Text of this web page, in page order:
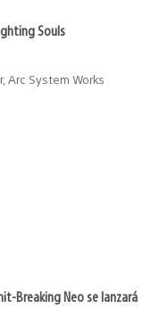
Souls
Arc System Works
Breaking Neo se lanzará